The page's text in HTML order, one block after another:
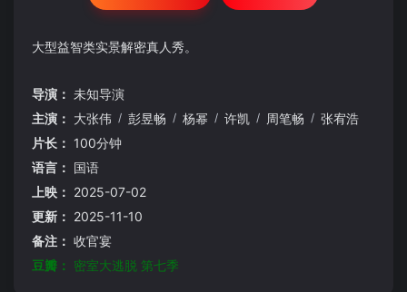
大型益智类实景解密真人秀。
导演： 未知导演
主演： 大张伟 / 彭昱畅 / 杨幂 / 许凯 / 周笔畅 / 张宥浩
片长： 100分钟
语言： 国语
上映： 2025-07-02
更新： 2025-11-10
备注： 收官宴
豆瓣： 密室大逃脱 第七季